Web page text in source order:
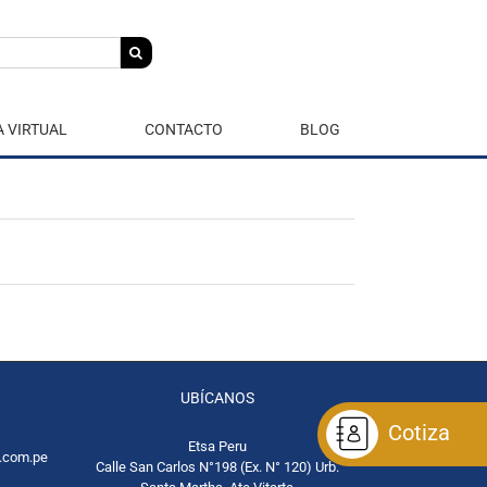
VIRTUAL CONTACTO BLOG
UBÍCANOS
Etsa Peru
Calle San Carlos N°198 (Ex. N° 120) Urb.
Cotiza